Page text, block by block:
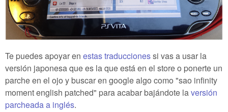
Te puedes apoyar en estas traduccionessi vas a usar la
versión japonesa que es la que está en el store o ponerte un
parche en el ojo y buscar en google algo como "sao infinity
moment english patched" para acabar bajándote laversión
parcheada a inglés.